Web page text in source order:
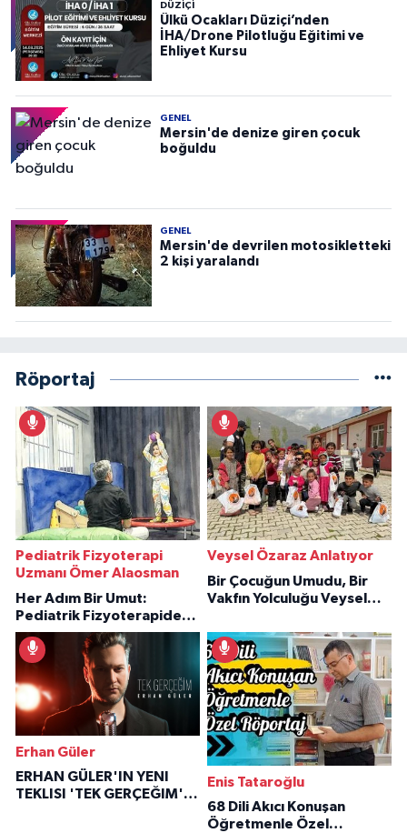
DÜZIÇI
Ülkü Ocakları Düziçi’nden
İHA/Drone Pilotluğu Eğitimi ve
Ehliyet Kursu
GENEL
Mersin'de denize giren çocuk
boğuldu
GENEL
Mersin'de devrilen motosikletteki
2 kişi yaralandı
Röportaj
Pediatrik Fizyoterapi
Uzmanı Ömer Alaosman
Her Adım Bir Umut:
Pediatrik Fizyoterapiden
İlham Veren Hikâyeler
Veysel Özaraz Anlatıyor
Bir Çocuğun Umudu, Bir
Vakfın Yolculuğu Veysel
Erhan Güler
ERHAN GÜLER'IN YENI
TEKLISI 'TEK GERÇEĞIM'LE
Enis Tataroğlu
68 Dili Akıcı Konuşan
Öğretmenle Özel